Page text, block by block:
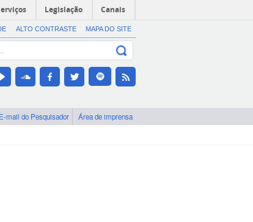
Legislação Canais
ALTO CONTRASTE MAPA DO SITE
E-mail do Pesquisador Área de imprensa